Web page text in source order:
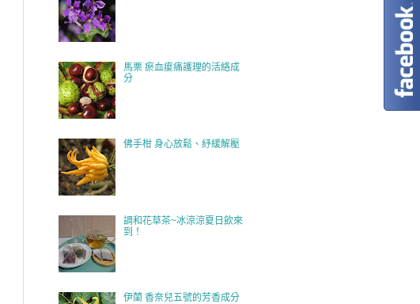
馬栗 瘀血痠痛護理的活絡成
分
佛手柑 身心放鬆、紓緩解壓
調和花草茶~冰涼涼夏日飲來
到！
伊蘭 香奈兒五號的芳香成分